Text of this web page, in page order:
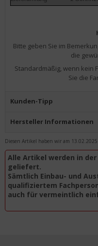
Bitte geben Sie im
die
Standardmäßig, wenn kein
Sie die
Kunden-Tipp
Hersteller Informationen
Diesen Artikel haben wir am
Alle Artikel werden in
geliefert.
Sämtlich Einbau- und
qualifiziertem
auch für vermeintlich